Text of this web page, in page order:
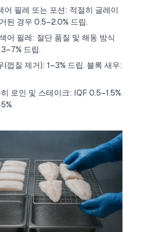
어 필레 또는 포션: 적절히 글레이
된 경우 0.5–2.0% 드립.
어 필레: 절단 품질 및 해동 방식
드립.
(껍질 제거): 1–3% 드립. 블록 새우:
로인 및 스테이크: IQF 0.5–1.5%.